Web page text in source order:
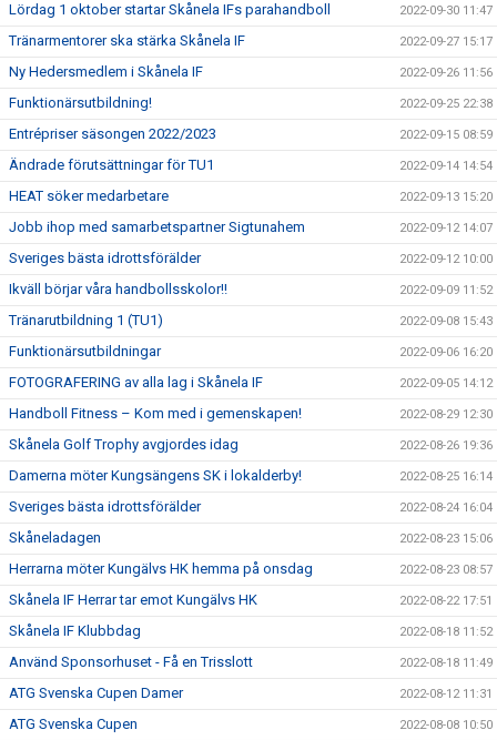
Lördag 1 oktober startar Skånela IFs parahandboll 2022-09-30 11:47
Tränarmentorer ska stärka Skånela IF 2022-09-27 15:17
Ny Hedersmedlem i Skånela IF 2022-09-26 11:56
Funktionärsutbildning! 2022-09-25 22:38
Entrépriser säsongen 2022/2023 2022-09-15 08:59
Ändrade förutsättningar för TU1 2022-09-14 14:54
HEAT söker medarbetare 2022-09-13 15:20
Jobb ihop med samarbetspartner Sigtunahem 2022-09-12 14:07
Sveriges bästa idrottsförälder 2022-09-12 10:00
Ikväll börjar våra handbollsskolor!! 2022-09-09 11:52
Tränarutbildning 1 (TU1) 2022-09-08 15:43
Funktionärsutbildningar 2022-09-06 16:20
FOTOGRAFERING av alla lag i Skånela IF 2022-09-05 14:12
Handboll Fitness – Kom med i gemenskapen! 2022-08-29 12:30
Skånela Golf Trophy avgjordes idag 2022-08-26 19:36
Damerna möter Kungsängens SK i lokalderby! 2022-08-25 16:14
Sveriges bästa idrottsförälder 2022-08-24 16:04
Skåneladagen 2022-08-23 15:06
Herrarna möter Kungälvs HK hemma på onsdag 2022-08-23 08:57
Skånela IF Herrar tar emot Kungälvs HK 2022-08-22 17:51
Skånela IF Klubbdag 2022-08-18 11:52
Använd Sponsorhuset - Få en Trisslott 2022-08-18 11:49
ATG Svenska Cupen Damer 2022-08-12 11:31
ATG Svenska Cupen 2022-08-08 10:50